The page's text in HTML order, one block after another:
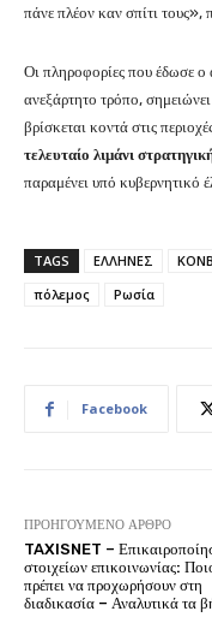
πάνε πλέον καν σπίτι τους»,
Οι πληροφορίες που έδωσε ο
ανεξάρτητο τρόπο,
βρίσκεται κοντά στις
τελευταίο λιμάνι
παραμένει υπό κυβερνητικό
TAGS ΕΛΛΗΝΕΣ
πόλεμος
Ρωσία
Facebook
ΠΡΟΗΓΟΎΜΕΝΟ ΆΡΘΡΟ
TAXISNET –
στοιχείων επικοινωνίας:
πρέπει να προχωρήσουν στη
διαδικασία – Αναλυτικά τα